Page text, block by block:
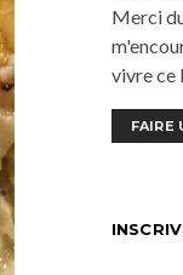
Merci
vivre ce
FAIRE